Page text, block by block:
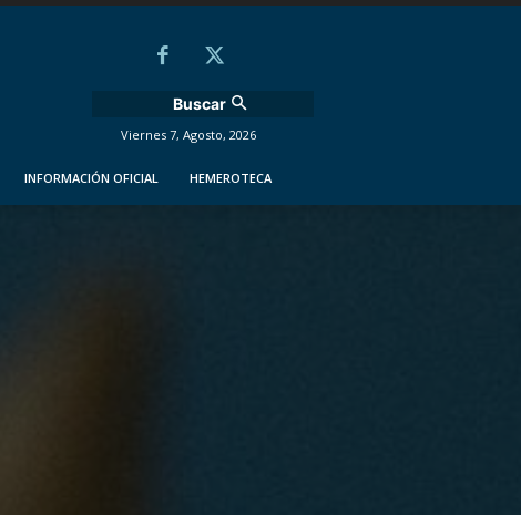
Buscar
Viernes 7, Agosto, 2026
INFORMACIÓN OFICIAL HEMEROTECA